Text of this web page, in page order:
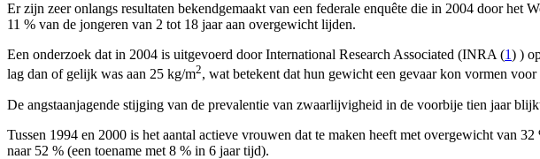
Er zijn zeer onlangs resultaten bekendgemaakt van een federale enquête die in 2004 door
11 % van de jongeren van 2 tot 18 jaar aan overgewicht lijden.
Een onderzoek dat in 2004 is uitgevoerd door International Research Associated (INRA (1) )
lag dan of gelijk was aan 25 kg/m2, wat betekent dat hun gewicht een gevaar kon vormen
De angstaanjagende stijging van de prevalentie van zwaarlijvigheid in de voorbije tien jaar
Tussen 1994 en 2000 is het aantal actieve vrouwen dat te maken heeft met overgewicht van
naar 52 % (een toename met 8 % in 6 jaar tijd).